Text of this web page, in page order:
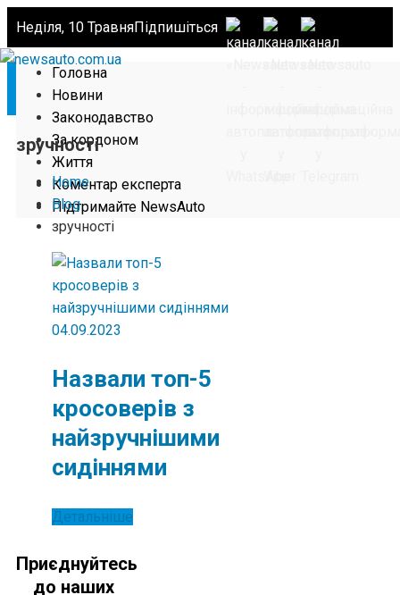
Неділя, 10 ТравняПідпишіться
Головна
Новини
Законодавство
За кордоном
Життя
Коментар експерта
Підтримайте NewsAuto
зручності
Home
Blog
зручності
04.09.2023
Назвали топ-5
кросоверів з
найзручнішими
сидіннями
Детальніше
Приєднуйтесь
до наших